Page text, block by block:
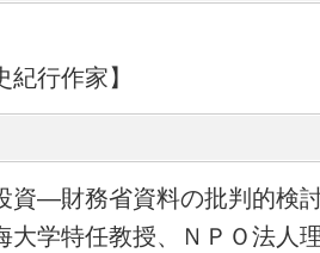
紀行作家】
資―財務省資料の批判的検
大学特任教授、ＮＰＯ法人